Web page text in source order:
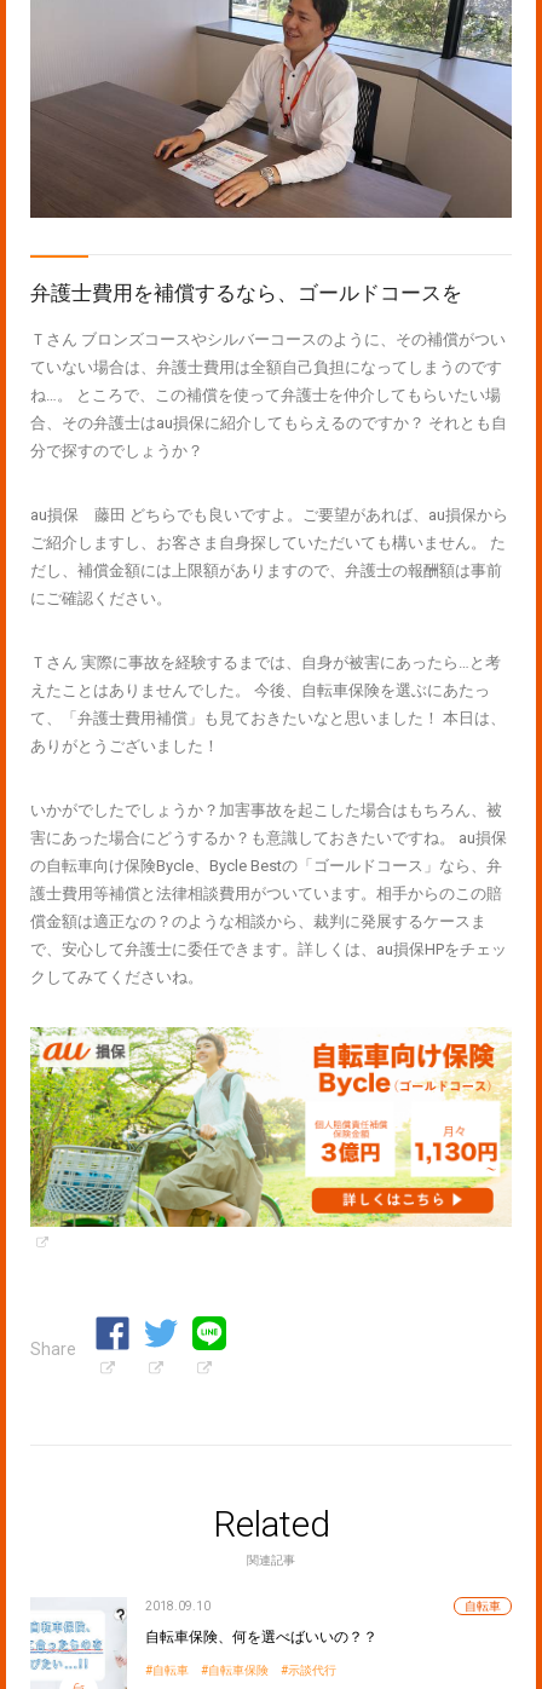
弁護士費用を補償するなら、ゴールドコースを
Ｔさん ブロンズコースやシルバーコースのように、その補償がつい
ていない場合は、弁護士費用は全額自己負担になってしまうのです
ね…。 ところで、この補償を使って弁護士を仲介してもらいたい場
合、その弁護士はau損保に紹介してもらえるのですか？ それとも自
分で探すのでしょうか？
au損保 藤田 どちらでも良いですよ。ご要望があれば、au損保から
ご紹介しますし、お客さま自身探していただいても構いません。 た
だし、補償金額には上限額がありますので、弁護士の報酬額は事前
にご確認ください。
Ｔさん 実際に事故を経験するまでは、自身が被害にあったら…と考
えたことはありませんでした。 今後、自転車保険を選ぶにあたっ
て、「弁護士費用補償」も見ておきたいなと思いました！ 本日は、
ありがとうございました！
いかがでしたでしょうか？加害事故を起こした場合はもちろん、被
害にあった場合にどうするか？も意識しておきたいですね。 au損保
の自転車向け保険Bycle、Bycle Bestの「ゴールドコース」なら、弁
護士費用等補償と法律相談費用がついています。相手からのこの賠
償金額は適正なの？のような相談から、裁判に発展するケースま
で、安心して弁護士に委任できます。詳しくは、au損保HPをチェッ
クしてみてくださいね。
Share
Related
関連記事
2018.09.10 自転車
自転車保険、何を選べばいいの？？
自転車 自転車保険 示談代行